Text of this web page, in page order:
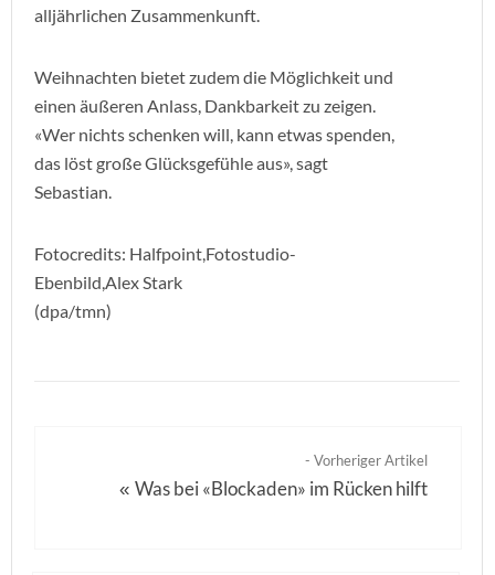
alljährlichen Zusammenkunft.
Weihnachten bietet zudem die Möglichkeit und
einen äußeren Anlass, Dankbarkeit zu zeigen.
«Wer nichts schenken will, kann etwas spenden,
das löst große Glücksgefühle aus», sagt
Sebastian.
Fotocredits: Halfpoint,Fotostudio-
Ebenbild,Alex Stark
(dpa/tmn)
- Vorheriger Artikel
«Was bei «Blockaden» im Rücken hilft